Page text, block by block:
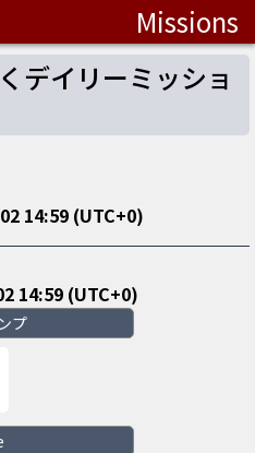
Missions
デイリーミッショ
14:59 (UTC+0)
14:59 (UTC+0)
プ